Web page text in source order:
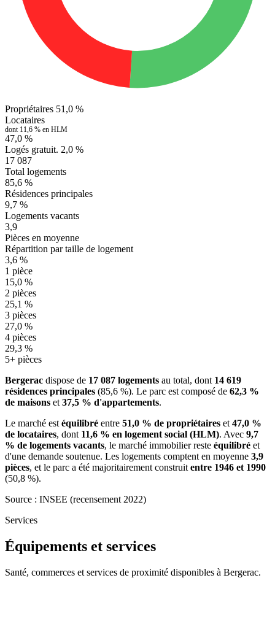
Propriétaires 51,0 %
Locataires
dont 11,6 % en HLM
47,0 %
Logés gratuit. 2,0 %
17 087
Total logements
85,6 %
Résidences principales
9,7 %
Logements vacants
3,9
Pièces en moyenne
Répartition par taille de logement
3,6 %
1 pièce
15,0 %
2 pièces
25,1 %
3 pièces
27,0 %
4 pièces
29,3 %
5+ pièces
Bergerac dispose de 17 087 logements au total, dont 14 619
résidences principales (85,6 %). Le parc est composé de 62,3 %
de maisons et37,5 % d'appartements.
Le marché estéquilibré entre 51,0 % de propriétaires et47,0 %
de locataires, dont 11,6 % en logement social (HLM). Avec 9,7
% de logements vacants, le marché immobilier reste équilibré et
d'une demande soutenue. Les logements comptent en moyenne 3,9
pièces, et le parc a été majoritairement construitentre 1946 et 1990
(50,8 %).
Source : INSEE (recensement 2022)
Services
Équipements et services
Santé, commerces et services de proximité disponibles à Bergerac.